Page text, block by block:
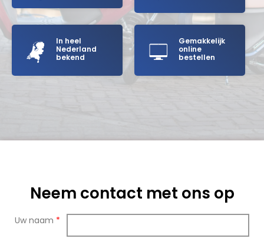
In heel
Nederland
bekend
Gemakkelijk
online
bestellen
Neem contact met ons op
Uw naam *